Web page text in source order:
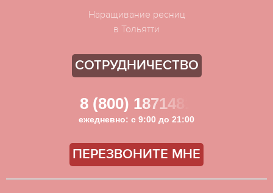
Наращивание ресниц
в Тольятти
СОТРУДНИЧЕСТВО
8 (800) 1871481
ежедневно: с 9:00 до 21:00
ПЕРЕЗВОНИТЕ МНЕ